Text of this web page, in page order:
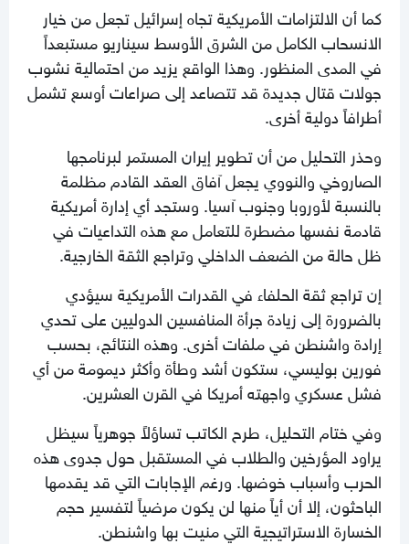
كما أن الالتزامات الأمريكية تجاه إسرائيل تجعل من خيار
الانسحاب الكامل من الشرق الأوسط سيناريو مستبعداً
في المدى المنظور. وهذا الواقع يزيد من احتمالية نشوب
جولات قتال جديدة قد تتصاعد إلى صراعات أوسع تشمل
أطرافاً دولية أخرى.
وحذر التحليل من أن تطوير إيران المستمر لبرنامجها
الصاروخي والنووي يجعل آفاق العقد القادم مظلمة
بالنسبة لأوروبا وجنوب آسيا. وستجد أي إدارة أمريكية
قادمة نفسها مضطرة للتعامل مع هذه التداعيات في
ظل حالة من الضعف الداخلي وتراجع الثقة الخارجية.
إن تراجع ثقة الحلفاء في القدرات الأمريكية سيؤدي
بالضرورة إلى زيادة جرأة المنافسين الدوليين على تحدي
إرادة واشنطن في ملفات أخرى. وهذه النتائج، بحسب
فورين بوليسي، ستكون أشد وطأة وأكثر ديمومة من أي
فشل عسكري واجهته أمريكا في القرن العشرين.
وفي ختام التحليل، طرح الكاتب تساؤلاً جوهرياً سيظل
يراود المؤرخين والطلاب في المستقبل حول جدوى هذه
الحرب وأسباب خوضها. ورغم الإجابات التي قد يقدمها
الباحثون، إلا أن أياً منها لن يكون مرضياً لتفسير حجم
الخسارة الاستراتيجية التي منيت بها واشنطن.